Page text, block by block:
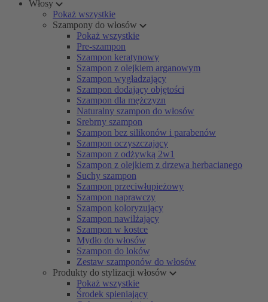
Włosy
Pokaż wszystkie
Szampony do włosów
Pokaż wszystkie
Pre-szampon
Szampon keratynowy
Szampon z olejkiem arganowym
Szampon wygładzający
Szampon dodający objętości
Szampon dla mężczyzn
Naturalny szampon do włosów
Srebrny szampon
Szampon bez silikonów i parabenów
Szampon oczyszczający
Szampon z odżywką 2w1
Szampon z olejkiem z drzewa herbacianego
Suchy szampon
Szampon przeciwłupieżowy
Szampon naprawczy
Szampon koloryzujący
Szampon nawilżający
Szampon w kostce
Mydło do włosów
Szampon do loków
Zestaw szamponów do włosów
Produkty do stylizacji włosów
Pokaż wszystkie
Środek spieniający